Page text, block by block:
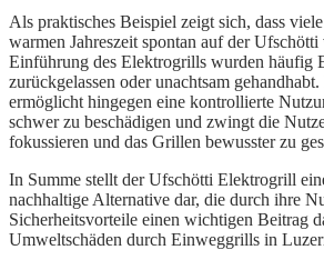
Als praktisches Beispiel zeigt sich, dass
warmen Jahreszeit spontan auf der
Einführung des Elektrogrills wurden häufig
zurückgelassen oder unachtsam
ermöglicht hingegen eine kontrollierte
schwer zu beschädigen und zwingt die
fokussieren und das Grillen bewusster zu
In Summe stellt der Ufschötti Elektrogrill
nachhaltige Alternative dar, die durch ihre
Sicherheitsvorteile einen wichtigen Beitrag
Umweltschäden durch Einweggrills in